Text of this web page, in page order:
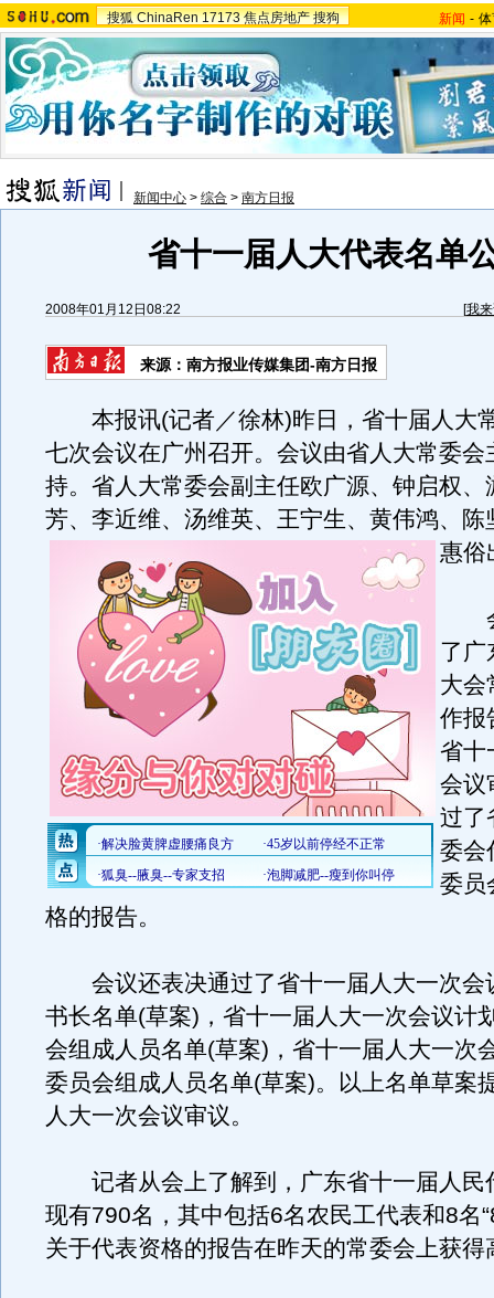
搜狐 ChinaRen 17173 焦点房地产 搜狗 新闻 -
新闻中心 > 综合 > 南方日报
省十一届人大代表名单
2008年01月12日08:22 [我
来源：南方报业传媒集团-南方日报
本报讯(记者／徐林)昨日，省十届人大
七次会议在广州召开。会议由省人大常委会
持。省人大常委会副主任欧广源、钟启权、
芳、李近维、汤维英、王宁生、黄伟鸿、陈
惠俗
会
了广
大会
作报
省十
会议
过了
委会
委员
格的报告。
会议还表决通过了省十一届人大一次会
书长名单(草案)，省十一届人大一次会议计
会组成人员名单(草案)，省十一届人大一次
委员会组成人员名单(草案)。以上名单草案
人大一次会议审议。
记者从会上了解到，广东省十一届人民
现有790名，其中包括6名农民工代表和8名
关于代表资格的报告在昨天的常委会上获得